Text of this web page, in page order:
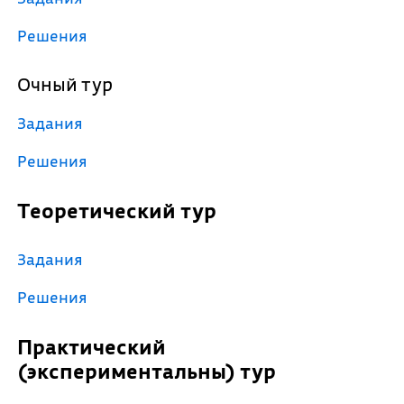
Решения
Очный тур
Задания
Решения
Теоретический тур
Задания
Решения
Практический
(экспериментальны) тур